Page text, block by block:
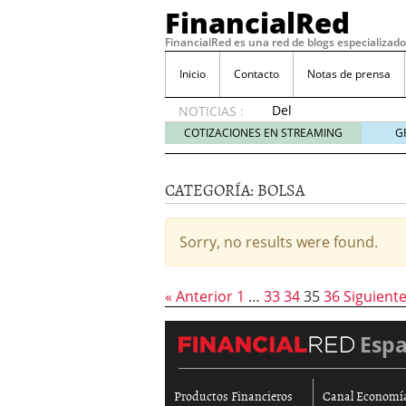
FinancialRed
FinancialRed es una red de blogs
Inicio Contacto Notas de prensa
NOTICIAS :
Del
depósito
a la
cómo
está
cambiando
la
ahorro
en
05/08/2026
Seguros de convenio
descubren cuando ya
ReseÃ±a de SIFX: Lo
COTIZACIONES EN STREAMING
CATEGORÍA: BOLSA
Sorry, no results were found.
« Anterior 1 … 33343536
Productos Financieros Canal